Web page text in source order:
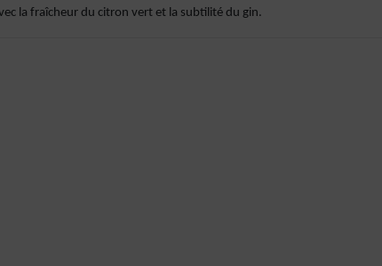
la fraîcheur du citron vert et la subtilité du gin.